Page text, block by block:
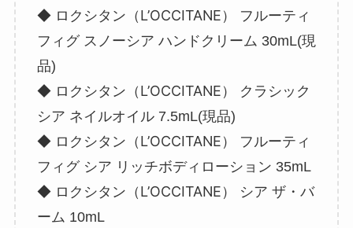
◆ ロクシタン（L’OCCITANE）
フルーティ
フィグ スノーシア ハンドクリーム 30mL(現
品)
◆ ロクシタン（L’OCCITANE）
クラシック
シア ネイルオイル 7.5mL(現品)
◆ ロクシタン（L’OCCITANE）
フルーティ
フィグ シア リッチボディローション 35mL
◆ ロクシタン（L’OCCITANE）
シア ザ・バ
ーム 10mL